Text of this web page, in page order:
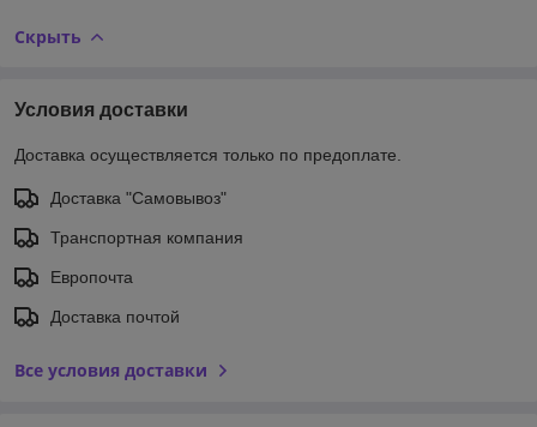
Скрыть
Условия доставки
Доставка осуществляется только по предоплате.
Доставка "Самовывоз"
Транспортная компания
Европочта
Доставка почтой
Все условия доставки